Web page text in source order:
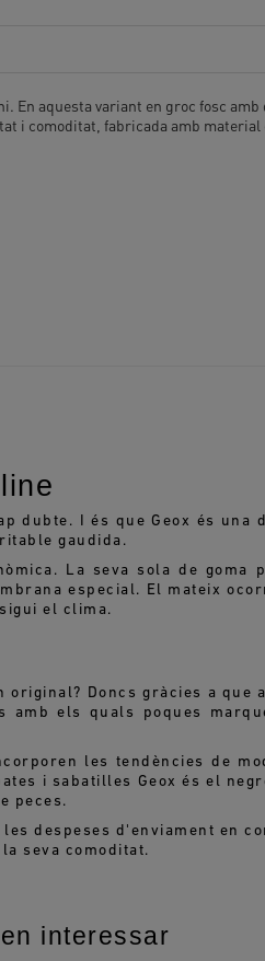
aquesta variant en groc fosc
i comoditat, fabricada amb
dubte. I és que Geox és una
gaudida.
La seva sola de
especial. El mateix
el clima.
Doncs gràcies a
els quals poques
les tendències de
i sabatilles Geox és el
peces.
despeses d'enviament en
seva comoditat.
interessar